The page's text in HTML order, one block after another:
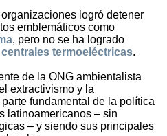
logró detener
emblemáticos como
, pero no se ha logrado
centrales termoeléctricas.
de la ONG ambientalista
extractivismo y la
fundamental de la política
latinoamericanos – sin
– y siendo sus principales